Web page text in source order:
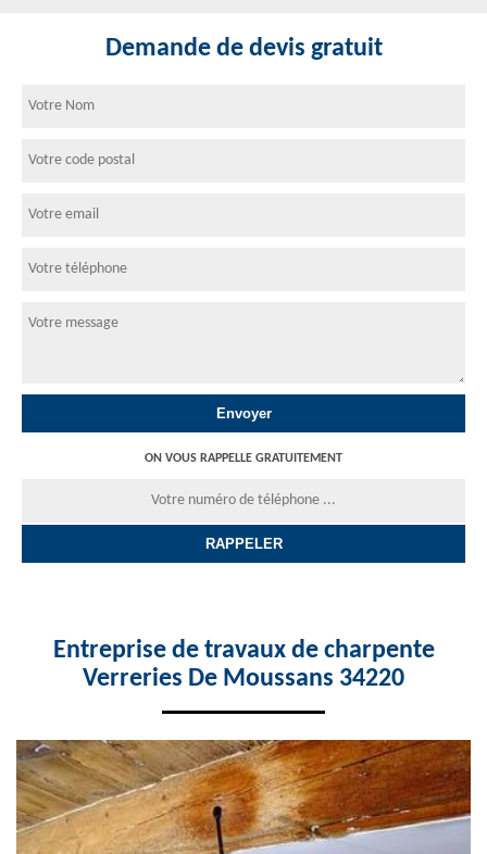
Demande de devis gratuit
ON VOUS RAPPELLE GRATUITEMENT
Entreprise de travaux de charpente
Verreries De Moussans 34220